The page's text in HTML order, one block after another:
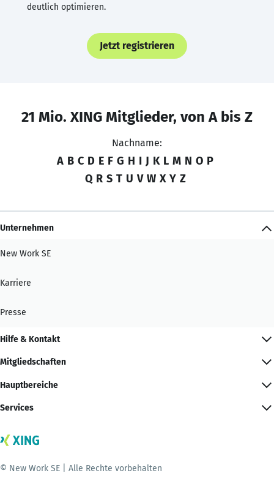
deutlich optimieren.
Jetzt registrieren
21 Mio. XING Mitglieder, von A bis Z
Nachname:
A B C D E F G H I J K L M N O P
Q R S T U V W X Y Z
Unternehmen
New Work SE
Karriere
Presse
Hilfe & Kontakt
Mitgliedschaften
Hauptbereiche
Services
© New Work SE | Alle Rechte vorbehalten